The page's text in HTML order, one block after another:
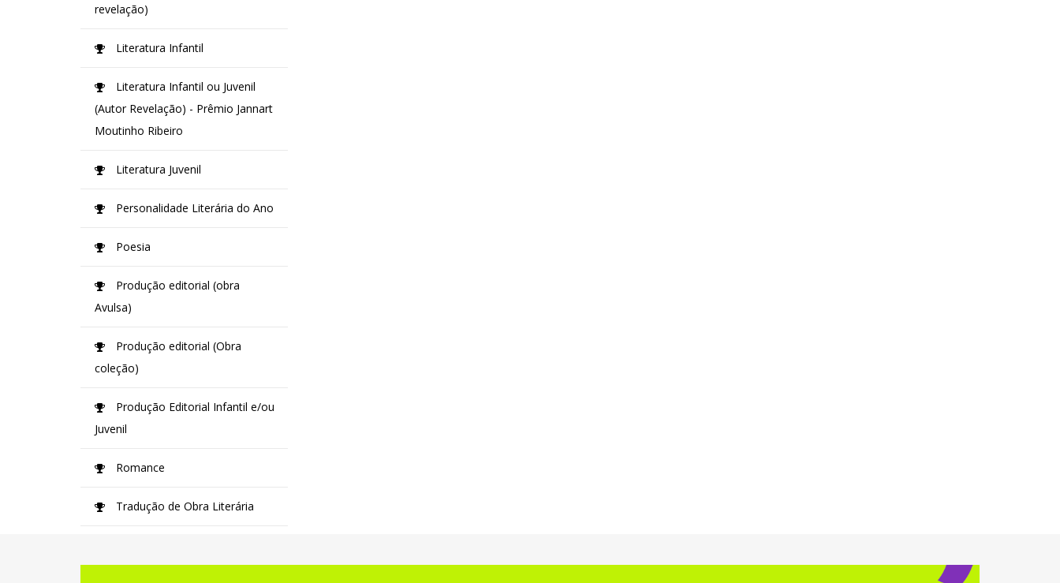
revelação)
Literatura Infantil
Literatura Infantil ou Juvenil
(Autor Revelação) - Prêmio Jannart
Moutinho Ribeiro
Literatura Juvenil
Personalidade Literária do Ano
Poesia
Produção editorial (obra
Avulsa)
Produção editorial (Obra
coleção)
Produção Editorial Infantil e/ou
Juvenil
Romance
Tradução de Obra Literária